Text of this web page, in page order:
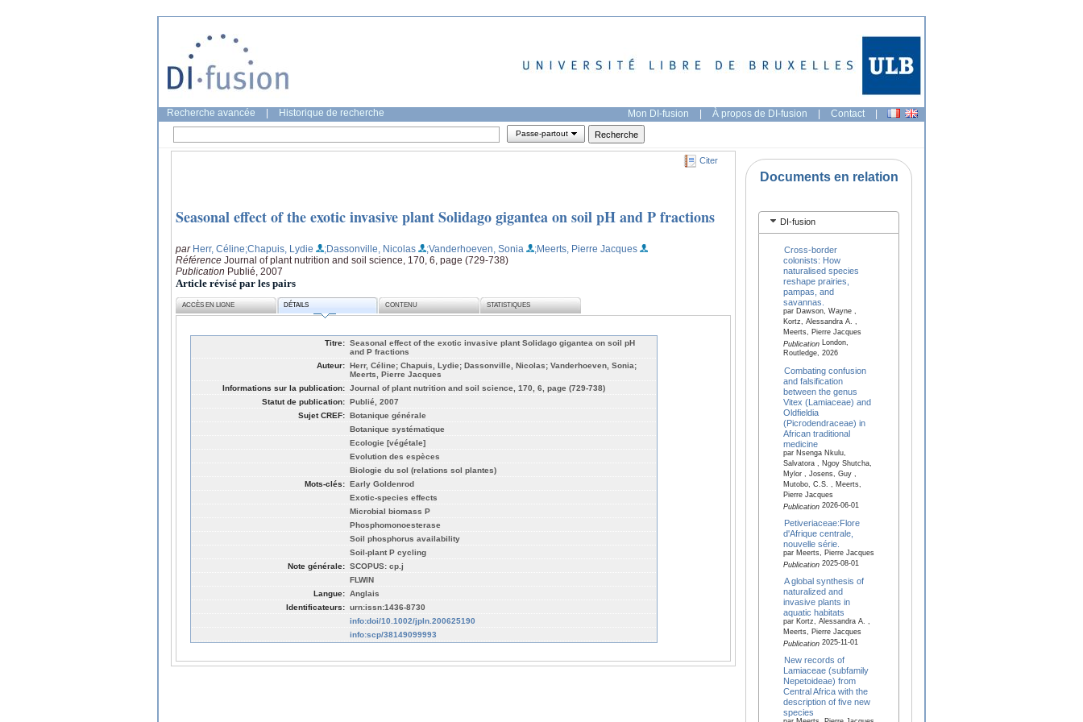
Recherche avancée Historique de recherche Mon DI-fusion | À propos de DI-fusion | Contact |
Passe-partout
Citer
Seasonal effect of the exotic invasive plant Solidago gigantea on soil pH and P fractions
par Herr, Céline;Chapuis, Lydie ;Dassonville, Nicolas ;Vanderhoeven, Sonia
;Meerts, Pierre Jacques
Référence Journal of plant nutrition and soil science, 170, 6, page (729-738)
Publication Publié, 2007
Article révisé par les pairs
ACCÈS EN LIGNE DÉTAILS CONTENU STATISTIQUES
Titre: Seasonal effect of the exotic invasive plant Solidago gigantea on soil pH
and P fractions
Auteur: Herr, Céline; Chapuis, Lydie; Dassonville, Nicolas; Vanderhoeven, Sonia;
Meerts, Pierre Jacques
Informations sur la publication: Journal of plant nutrition and soil science, 170, 6, page (729-738)
Statut de publication: Publié, 2007
Sujet CREF: Botanique générale
Botanique systématique
Ecologie [végétale]
Evolution des espèces
Biologie du sol (relations sol plantes)
Mots-clés: Early Goldenrod
Exotic-species effects
Microbial biomass P
Phosphomonoesterase
Soil phosphorus availability
Soil-plant P cycling
Note générale: SCOPUS: cp.j
FLWIN
Langue: Anglais
Identificateurs: urn:issn:1436-8730
info:doi/10.1002/jpln.200625190
info:scp/38149099993
Documents en relation
DI-fusion
Cross-border
colonists: How
naturalised species
reshape prairies,
pampas, and
savannas.
par Dawson, Wayne ,
Kortz, Alessandra A. ,
Meerts, Pierre Jacques
PublicationLondon,
Routledge, 2026
Combating confusion
and falsification
between the genus
Vitex (Lamiaceae) and
Oldfieldia
(Picrodendraceae) in
African traditional
medicine
par Nsenga Nkulu,
Salvatora , Ngoy Shutcha,
Mylor , Josens, Guy ,
Mutobo, C.S. , Meerts,
Pierre Jacques
Publication2026-06-01
Petiveriaceae:Flore
d'Afrique centrale,
nouvelle série.
par Meerts, Pierre Jacques
Publication2025-08-01
A global synthesis of
naturalized and
invasive plants in
aquatic habitats
par Kortz, Alessandra A. ,
Meerts, Pierre Jacques
Publication2025-11-01
New records of
Lamiaceae (subfamily
Nepetoideae) from
Central Africa with the
description of five new
species